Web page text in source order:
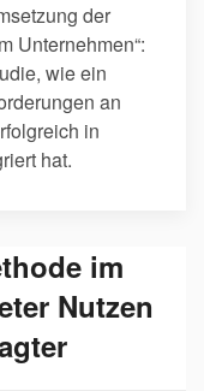
der
Unternehmen“:
wie ein
an
in
hat.
im
Nutzen